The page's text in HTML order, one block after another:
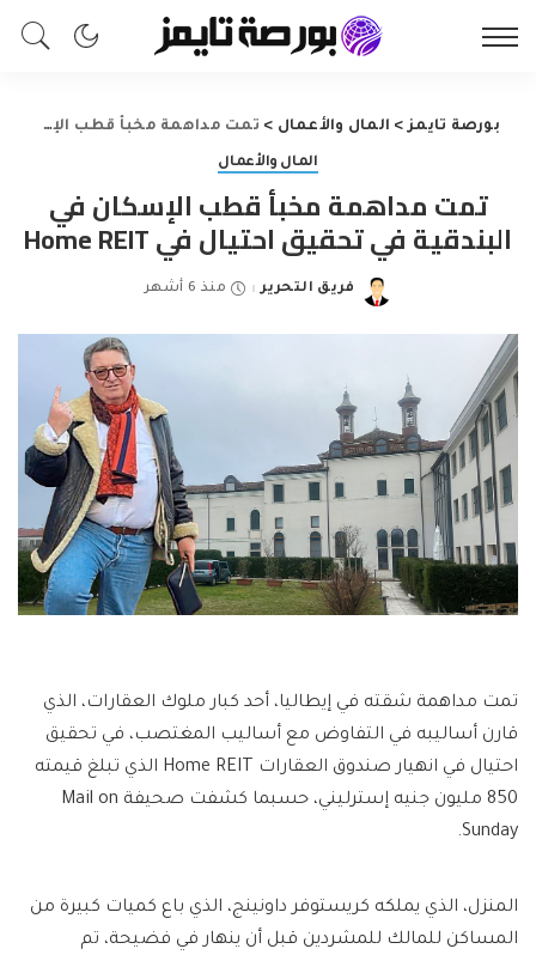
بورصة تايمز> المال والأعمال > تمت مداهمة مخبأ قطب الإسكان في البندقية في تحقيق احتيال في Home REIT
المال والأعمال
تمت مداهمة مخبأ قطب الإسكان في
البندقية في تحقيق احتيال في Home REIT
Posted
فريق التحرير منذ 6 أشهر
تمت مداهمة شقته في إيطاليا، أحد كبار ملوك العقارات، الذي
قارن أساليبه في التفاوض مع أساليب المغتصب، في تحقيق
احتيال في انهيار صندوق العقارات Home REIT الذي تبلغ قيمته
850 مليون جنيه إسترليني، حسبما كشفت صحيفة Mail on
Sunday.
المنزل، الذي يملكه كريستوفر داونينج، الذي باع كميات كبيرة من
المساكن للمالك للمشردين قبل أن ينهار في فضيحة، تم